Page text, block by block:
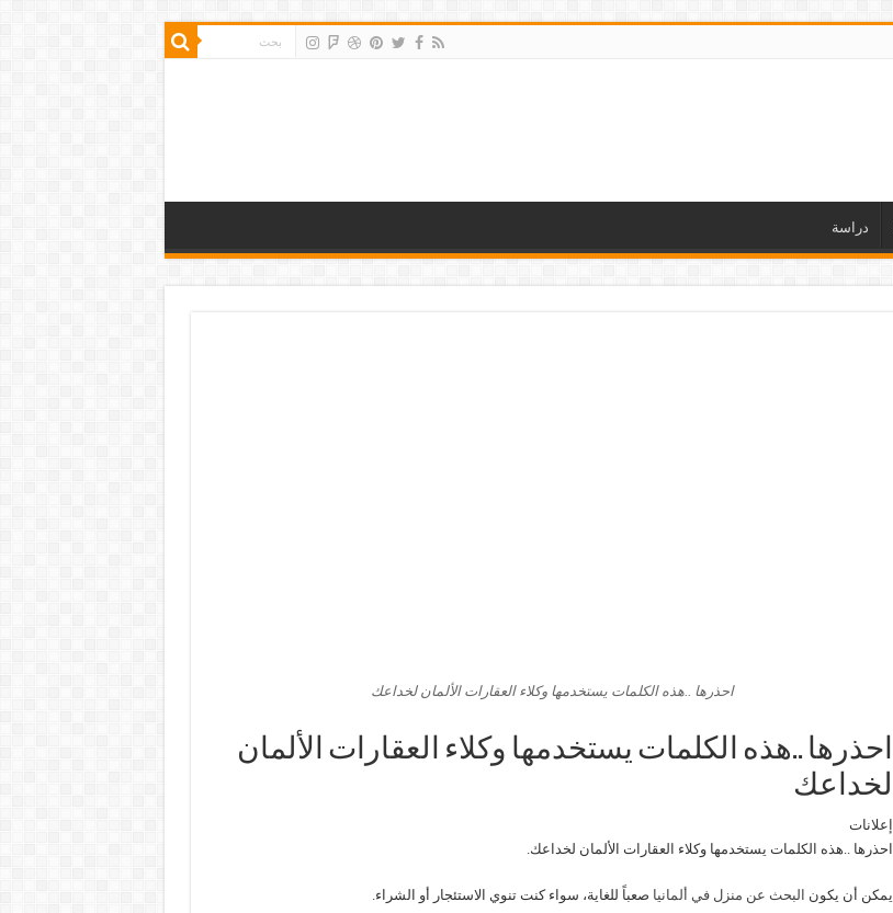
دراسة
احذرها ..هذه الكلمات يستخدمها وكلاء العقارات الألمان لخداعك
احذرها ..هذه الكلمات يستخدمها وكلاء العقارات الألمان
لخداعك
إعلانات
احذرها ..هذه الكلمات يستخدمها وكلاء العقارات الألمان لخداعك.
يمكن أن يكون البحث عن منزل في ألمانيا صعباً للغاية، سواء كنت تنوي الاستئجار أو الشراء.